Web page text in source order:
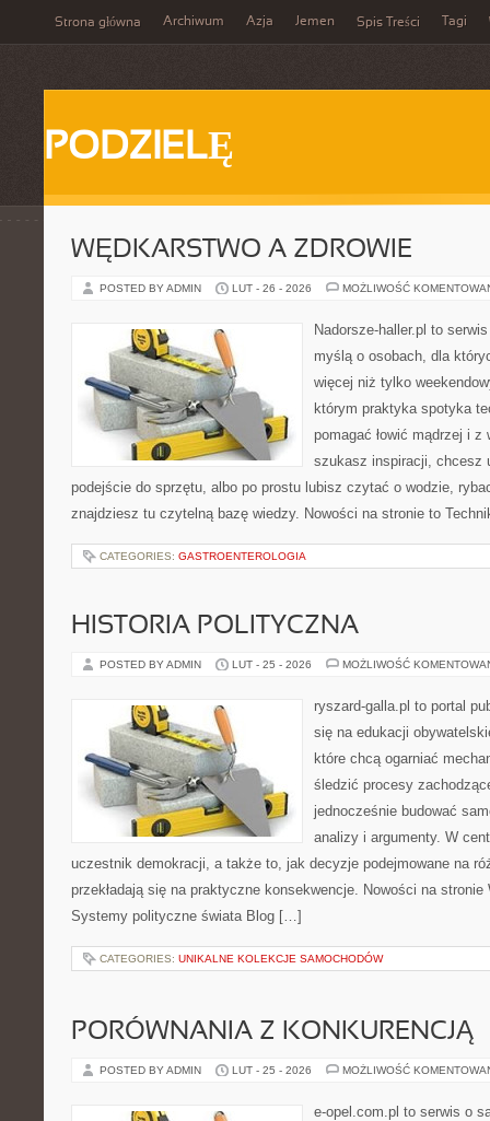
Strona główna Archiwum Azja Jemen Spis Treści Tagi
PODZIELĘ
WĘDKARSTWO A ZDROWIE
POSTED BY ADMIN LUT - 26 - 2026 MOŻLIWOŚĆ
Nadorsze-haller.pl to
myślą o osobach, dla
więcej niż tylko
którym praktyka spotyka
pomagać łowić mądrzej i
szukasz inspiracji, chcesz
podejście do sprzętu, albo po prostu lubisz czytać o wodzie,
znajdziesz tu czytelną bazę wiedzy. Nowości na stronie to
CATEGORIES: GASTROENTEROLOGIA
HISTORIA POLITYCZNA
POSTED BY ADMIN LUT - 25 - 2026 MOŻLIWOŚĆ
ryszard-galla.pl to portal
się na edukacji
które chcą ogarniać
śledzić procesy
jednocześnie budować
analizy i argumenty. W
uczestnik demokracji, a także to, jak decyzje podejmowane na
przekładają się na praktyczne konsekwencje. Nowości na stronie
Systemy polityczne świata Blog […]
CATEGORIES: UNIKALNE KOLEKCJE SAMOCHODÓW
PORÓWNANIA Z KONKURENCJĄ
POSTED BY ADMIN LUT - 25 - 2026 MOŻLIWOŚĆ
e-opel.com.pl to serwis o